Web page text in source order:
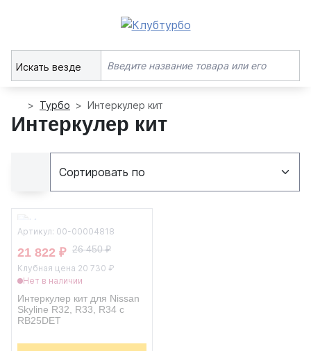
Искать везде
Турбо Интеркулер кит
Интеркулер кит
Артикул: 00-00004818
21 822 ₽ 26 450 ₽
Клубная цена 20 730 ₽
Нет в наличии
Интеркулер кит для Nissan
Skyline R32, R33, R34 с
RB25DET